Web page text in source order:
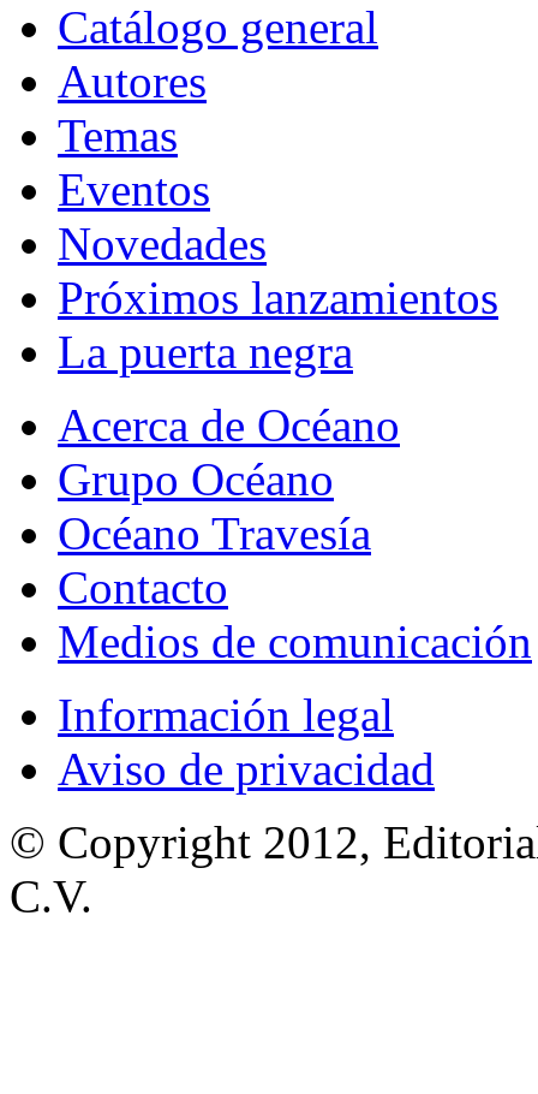
Catálogo general
Autores
Temas
Eventos
Novedades
Próximos lanzamientos
La puerta negra
Acerca de Océano
Grupo Océano
Océano Travesía
Contacto
Medios de comunicación
Información legal
Aviso de privacidad
© Copyright 2012,
C.V.